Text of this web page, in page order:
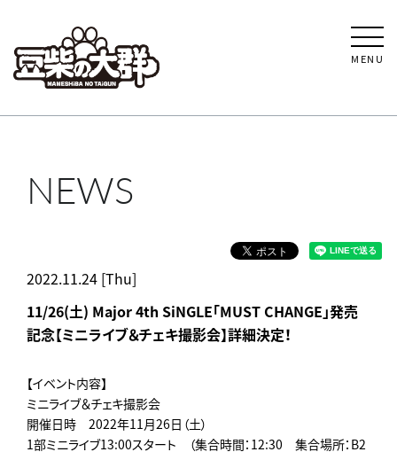
MENU
NEWS
2022.11.24 [Thu]
11/26(土) Major 4th SiNGLE「MUST CHANGE」発売
記念【ミニライブ＆チェキ撮影会】詳細決定！
【イベント内容】
ミニライブ＆チェキ撮影会
開催日時 2022年11月26日（土）
1部ミニライブ13:00スタート （集合時間：12:30 集合場所：B2